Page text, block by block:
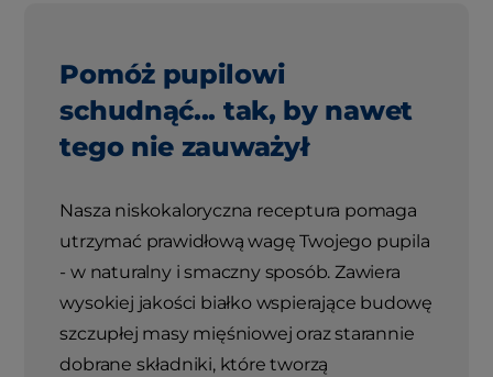
Pomóż pupilowi
schudnąć... tak, by nawet
tego nie zauważył
Nasza niskokaloryczna receptura pomaga
utrzymać prawidłową wagę Twojego pupila
- w naturalny i smaczny sposób. Zawiera
wysokiej jakości białko wspierające budowę
szczupłej masy mięśniowej oraz starannie
dobrane składniki, które tworzą